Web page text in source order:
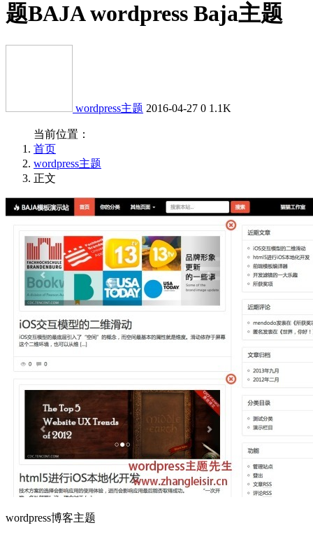
题BAJA wordpress Baja主题
wordpress主题 2016-04-27 0 1.1K
当前位置：
首页
wordpress主题
正文
wordpress博客主题